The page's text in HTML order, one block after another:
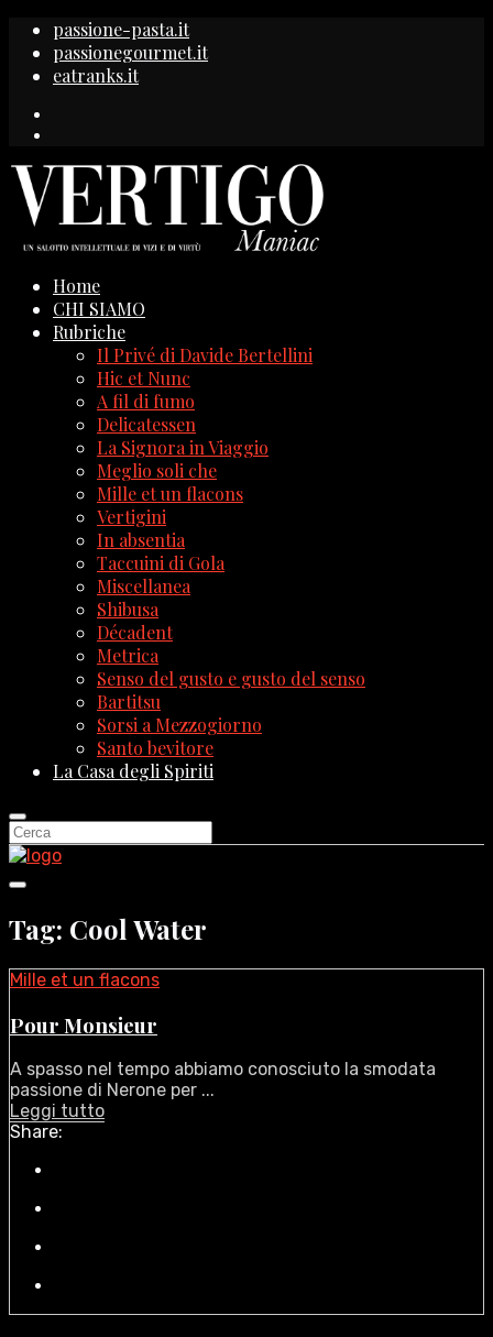
passione-pasta.it
passionegourmet.it
eatranks.it
Home
CHI SIAMO
Rubriche
Il Privé di Davide Bertellini
Hic et Nunc
A fil di fumo
Delicatessen
La Signora in Viaggio
Meglio soli che
Mille et un flacons
Vertigini
In absentia
Taccuini di Gola
Miscellanea
Shibusa
Décadent
Metrica
Senso del gusto e gusto del senso
Bartitsu
Sorsi a Mezzogiorno
Santo bevitore
La Casa degli Spiriti
Tag: Cool Water
Mille et un flacons
Pour Monsieur
A spasso nel tempo abbiamo conosciuto la smodata
passione di Nerone per ...
Leggi tutto
Share: